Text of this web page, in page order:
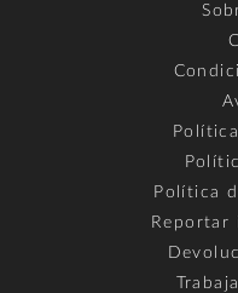
Política
Reportar